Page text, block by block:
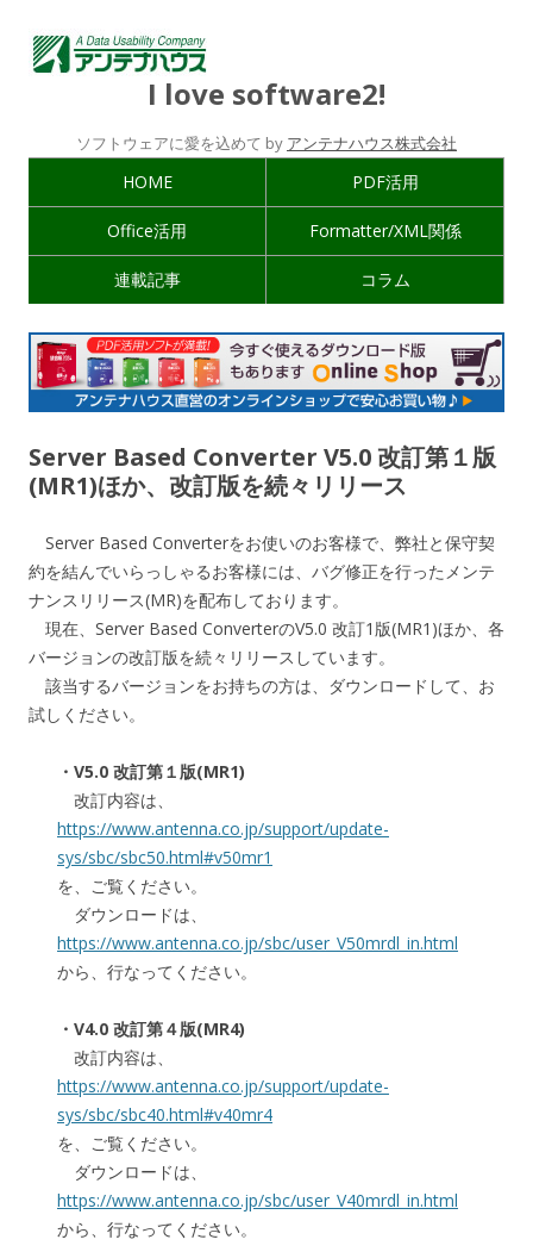
I love software2!
ソフトウェアに愛を込めて by アンテナハウス株式会社
HOME PDF活用
Office活用 Formatter/XML関係
連載記事 コラム
Server Based Converter V5.0 改訂第１版
(MR1)ほか、改訂版を続々リリース
Server Based Converterをお使いのお客様で、弊社と保守契
約を結んでいらっしゃるお客様には、バグ修正を行ったメンテ
ナンスリリース(MR)を配布しております。
現在、Server Based ConverterのV5.0 改訂1版(MR1)ほか、各
バージョンの改訂版を続々リリースしています。
該当するバージョンをお持ちの方は、ダウンロードして、お
試しください。
・V5.0 改訂第１版(MR1)
改訂内容は、
https://www.antenna.co.jp/support/update-
sys/sbc/sbc50.html#v50mr1
を、ご覧ください。
ダウンロードは、
https://www.antenna.co.jp/sbc/user_V50mrdl_in.html
から、行なってください。
・V4.0 改訂第４版(MR4)
改訂内容は、
https://www.antenna.co.jp/support/update-
sys/sbc/sbc40.html#v40mr4
を、ご覧ください。
ダウンロードは、
https://www.antenna.co.jp/sbc/user_V40mrdl_in.html
から、行なってください。